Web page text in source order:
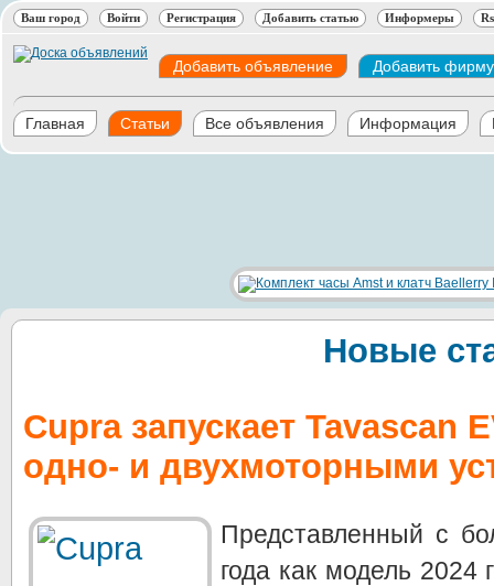
Ваш город Войти Регистрация Добавить статью Информеры
Добавить объявление Добавить фирму
Главная Статьи Все объявления Информация
Новые
Cupra запускает Tavascan
одно- и двухмоторными
Представленный с
года как модель 2024